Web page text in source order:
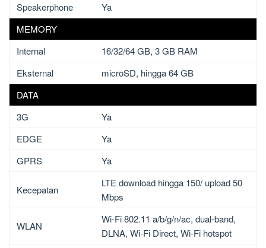
Speakerphone
Ya
MEMORY
Internal
16/32/64 GB, 3 GB RAM
Eksternal
microSD, hingga 64 GB
DATA
3G
Ya
EDGE
Ya
GPRS
Ya
Kecepatan
LTE download hingga 150/ upload 50
Mbps
WLAN
Wi-Fi 802.11 a/b/g/n/ac, dual-band,
DLNA, Wi-Fi Direct, Wi-Fi hotspot